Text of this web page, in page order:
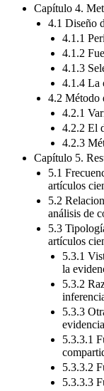
Capítulo 4.
4.1 Diseño
4.1.1
4.1.2
4.1.3
4.1.4 La
4.2 Método
4.2.1
4.2.2 El
4.2.3
Capítulo 5.
5.1
artículos
5.2
análisis de
5.3
artículos
5.3.1
la
5.3.2
5.3.3
5.3.3.1
5.3.3.2
5.3.3.3